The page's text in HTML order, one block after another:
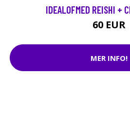
IDEALOFMED REISHI +
60 EUR
MER INFO!